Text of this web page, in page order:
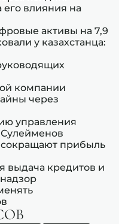
его влияния на
активы на 7,9
у казахстанца:
компании
через
управления
сокращают прибыль
выдача кредитов и